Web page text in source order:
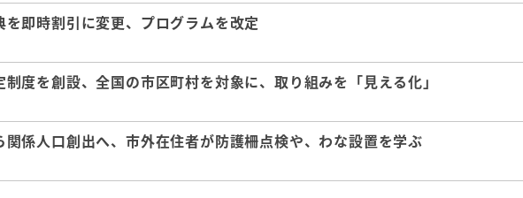
即時割引に変更、プログラムを改定
度を創設、全国の市区町村を対象に、取り組みを「見える化」
係人口創出へ、市外在住者が防護柵点検や、わな設置を学ぶ